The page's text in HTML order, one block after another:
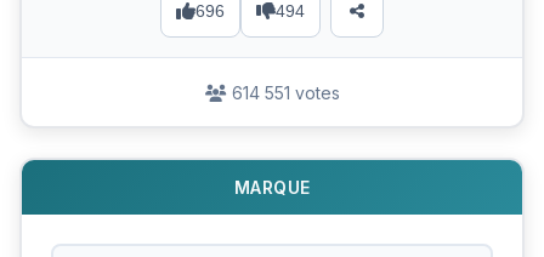
696 494
614 551 votes
MARQUE